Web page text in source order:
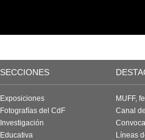
SECCIONES
Exposiciones
Fotografías del CdF
Investigación
Educativa
MUFF,
Canal
Líneas